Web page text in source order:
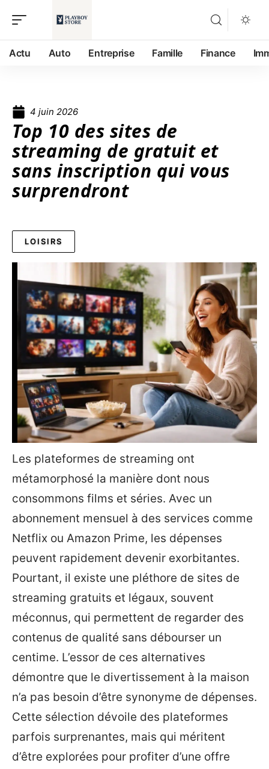
Actu Auto Entreprise Famille Finance
4 juin 2026
Top 10 des sites de
streaming de gratuit et
sans inscription qui vous
surprendront
LOISIRS
Les plateformes de streaming ont
métamorphosé la manière dont nous
consommons films et séries. Avec un
abonnement mensuel à des services comme
Netflix ou Amazon Prime, les dépenses
peuvent rapidement devenir exorbitantes.
Pourtant, il existe une pléthore de sites de
streaming gratuits et légaux, souvent
méconnus, qui permettent de regarder des
contenus de qualité sans débourser un
centime. L’essor de ces alternatives
démontre que le divertissement à la maison
n’a pas besoin d’être synonyme de dépenses.
Cette sélection dévoile des plateformes
parfois surprenantes, mais qui méritent
d’être explorées pour profiter d’une offre